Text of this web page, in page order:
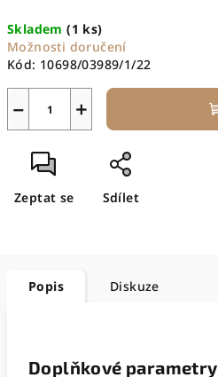
cena:
Skladem(1 ks)
Možnosti doručení
Kód: 10698/03989/1/22
+
−
Zeptat se Sdílet
Popis Diskuze
Doplňkové parametry